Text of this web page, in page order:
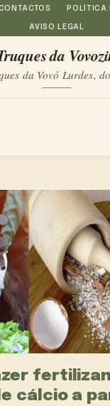
POLÍTICA
AVISO LEGAL
da
da Vovó Lurdes,
cálcio a